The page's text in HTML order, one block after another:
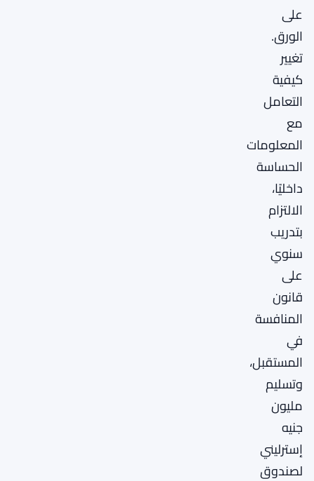
على
الورق.
تغيير
كيفية
التعامل
مع
المعلومات
الحساسة
داخليًا،
الالتزام
بتدريب
سنوي
على
قانون
المنافسة
في
المستقبل،
وتسليم
مليون
جنيه
إسترليني
لصندوق